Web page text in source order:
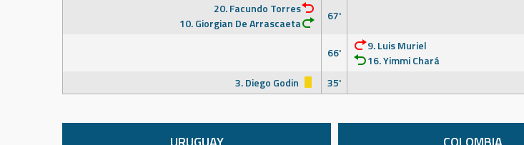
20. Facundo Torres
10. Giorgian De Arrascaeta
67'
66'
9. Luis Muriel
16. Yimmi Chará
3. Diego Godin
35'